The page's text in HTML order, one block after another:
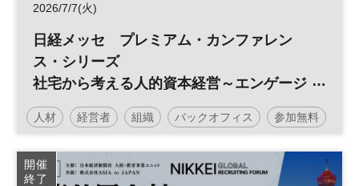
2026/7/7(火)
日経メッセ プレミアム・カンファレン
ス・シリーズ
社宅から考える人的資本経営～エンゲージ
メント向上と人材定着を実現する福利厚生
戦略～
人材 経営者 組織 バックオフィス 参加無料
日経メッセプレミアム・カンファレンス・シリーズ
開催
終了